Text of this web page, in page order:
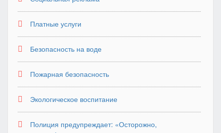
Платные услуги
Безопасность на воде
Пожарная безопасность
Экологическое воспитание
Полиция предупреждает: «Осторожно,